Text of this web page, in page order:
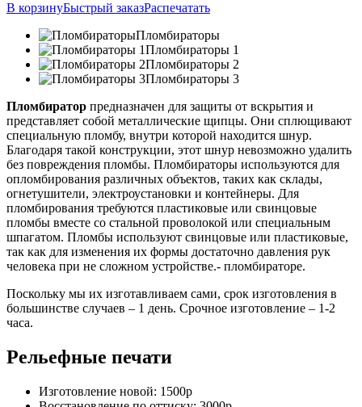
В корзинуБыстрый заказРаспечатать
Пломбираторы
Пломбираторы 1
Пломбираторы 2
Пломбираторы 3
Пломбиратор предназначен для защиты от вскрытия и
представляет собой металлические щипцы. Они сплющивают
специальную пломбу, внутри которой находится шнур.
Благодаря такой конструкции, этот шнур невозможно удалить
без повреждения пломбы. Пломбираторы используются для
опломбирования различных объектов, таких как склады,
огнетушители, электроустановки и контейнеры. Для
пломбирования требуются пластиковые или свинцовые
пломбы вместе со стальной проволокой или специальным
шпагатом. Пломбы используют свинцовые или пластиковые,
так как для изменения их формы достаточно давления рук
человека при не сложном устройстве.- пломбираторе.
Поскольку мы их изготавливаем сами, срок изготовления в
большинстве случаев – 1 день. Срочное изготовление – 1-2
часа.
Рельефные печати
Изготовление новой: 1500р